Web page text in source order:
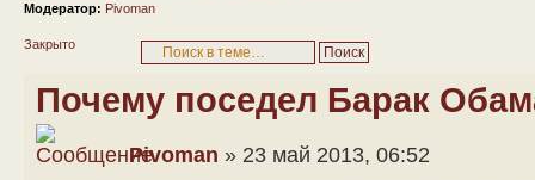
Модератор: Pivoman
Закрыто
Почему поседел Барак
Pivoman » 23 май 2013, 06:52